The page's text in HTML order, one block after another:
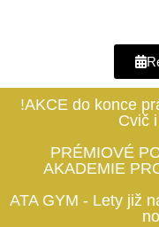
!AKCE do konce
Cvič
PRÉMIOVÉ
AKADEMIE
ATA GYM - Lety již